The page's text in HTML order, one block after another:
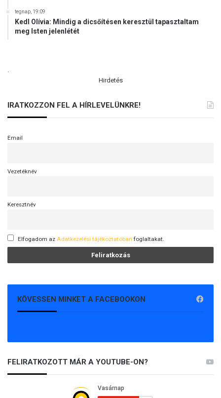
tegnap, 19:09
Kedl Olívia: Mindig a dicsőítésen keresztül tapasztaltam
meg Isten jelenlétét
.
Hirdetés
IRATKOZZON FEL A HÍRLEVELÜNKRE!
Email
Vezetéknév
Keresztnév
Elfogadom az Adatkezelési tájékoztatóban foglaltakat.
KÖVESSEN MINKET A FACEBOOKON
FELIRATKOZOTT MÁR A YOUTUBE-ON?